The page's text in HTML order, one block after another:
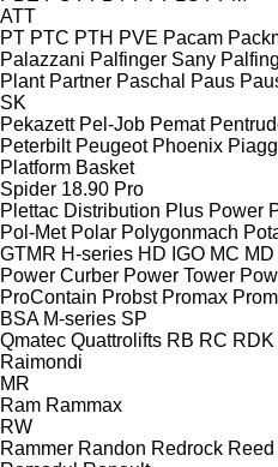
ATT
PT PTC PTH PVE Pacam
Palazzani Palfinger Sany
Plant Partner Paschal Paus
SK
Pekazett Pel-Job Pemat
Peterbilt Peugeot Phoenix
Platform Basket
Spider 18.90 Pro
Plettac Distribution Plus Power
Pol-Met Polar Polygonmach
GTMR H-series HD IGO MC MD
Power Curber Power Tower
ProContain Probst Promax
BSA M-series SP
Qmatec Quattrolifts RB RC RDK
Raimondi
MR
Ram Rammax
RW
Rammer Randon Redrock Reed